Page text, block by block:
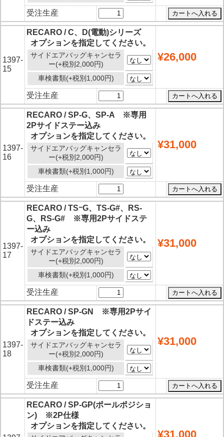
受注生産
1397-
15
RECARO / C、D(電動)シリーズ
オプションを指定してください。
サイドエアバッグキャンセラ
ー(+税別2,000円)
車検書類(+税別1,000円)
¥26,000
受注生産
1397-
16
RECARO / SP-G、SP-A ※専用
2Pサイドステー込み
オプションを指定してください。
サイドエアバッグキャンセラ
ー(+税別2,000円)
車検書類(+税別1,000円)
¥31,000
受注生産
1397-
17
RECARO / TSｰG、TS-G#、RS-
G、RS-G# ※専用2Pサイドステ
ー込み
オプションを指定してください。
サイドエアバッグキャンセラ
ー(+税別2,000円)
車検書類(+税別1,000円)
¥31,000
受注生産
1397-
18
RECARO / SP-GN ※専用2Pサイ
ドステー込み
オプションを指定してください。
サイドエアバッグキャンセラ
ー(+税別2,000円)
車検書類(+税別1,000円)
¥31,000
受注生産
RECARO / SP-GP(ポールポジショ
ン) ※2P仕様
オプションを指定してください。
¥31,000